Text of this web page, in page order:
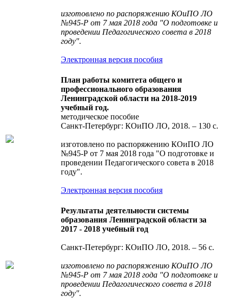
изготовлено по распоряжению КОиПО ЛО
№945-Р от 7 мая 2018 года "О подготовке и
проведении Педагогического совета в 2018
году".
Электронная версия пособия
План работы комитета общего и
профессионального образования
Ленинградской области на 2018-2019
учебный год.
методическое пособие
Санкт-Петербург: КОиПО ЛО, 2018. – 130 с.
изготовлено по распоряжению КОиПО ЛО
№945-Р от 7 мая 2018 года "О подготовке и
проведении Педагогического совета в 2018
году".
Электронная версия пособия
Результаты деятельности системы
образования Ленинградской области за
2017 - 2018 учебный год
Санкт-Петербург: КОиПО ЛО, 2018. – 56 с.
изготовлено по распоряжению КОиПО ЛО
№945-Р от 7 мая 2018 года "О подготовке и
проведении Педагогического совета в 2018
году".